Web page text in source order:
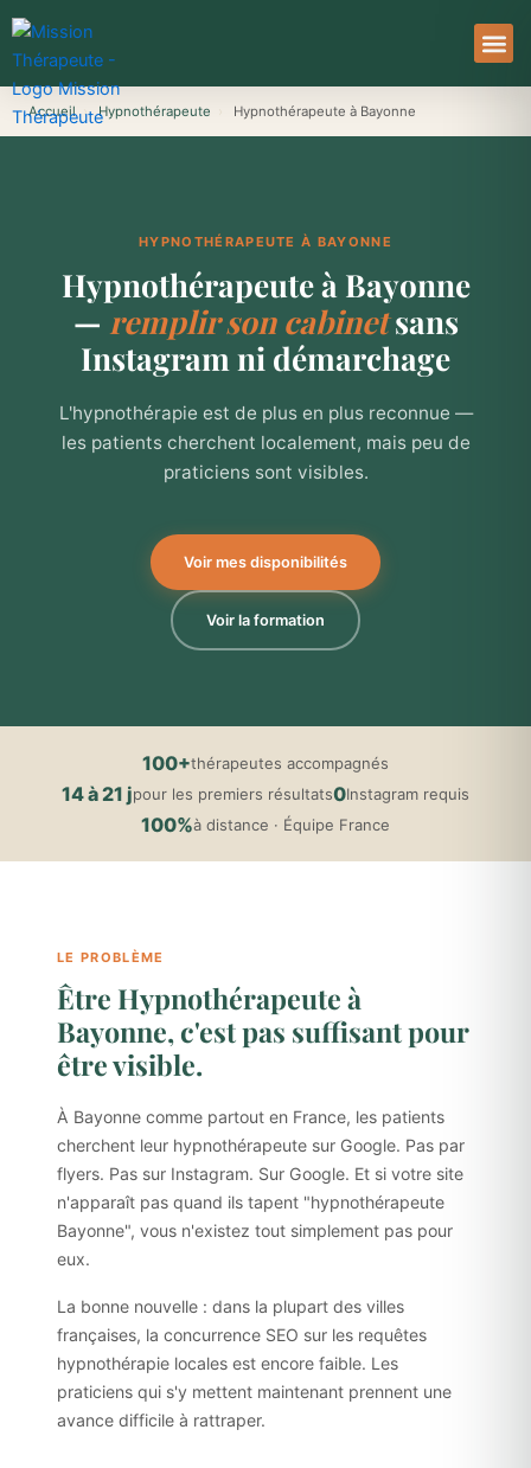
Aller
au
contenu
Accueil › Hypnothérapeute Hypnothérapeute à Bayonne
HYPNOTHÉRAPEUTE À BAYONNE
Hypnothérapeute à Bayonne
— remplir son cabinetsans
Instagram ni démarchage
L'hypnothérapie est de plus en plus reconnue —
les patients cherchent localement, mais peu de
praticiens sont visibles.
Voir mes disponibilités
Voir la formation
100+thérapeutes accompagnés
14 à 21 jpour les premiers résultats0Instagram requis
100%à distance · Équipe France
LE PROBLÈME
Être Hypnothérapeute à
Bayonne, c'est pas suffisant pour
être visible.
À Bayonne comme partout en France, les patients
cherchent leur hypnothérapeute sur Google. Pas par
flyers. Pas sur Instagram. Sur Google. Et si votre site
n'apparaît pas quand ils tapent "hypnothérapeute
Bayonne", vous n'existez tout simplement pas pour
eux.
La bonne nouvelle : dans la plupart des villes
françaises, la concurrence SEO sur les requêtes
hypnothérapie locales est encore faible. Les
praticiens qui s'y mettent maintenant prennent une
avance difficile à rattraper.